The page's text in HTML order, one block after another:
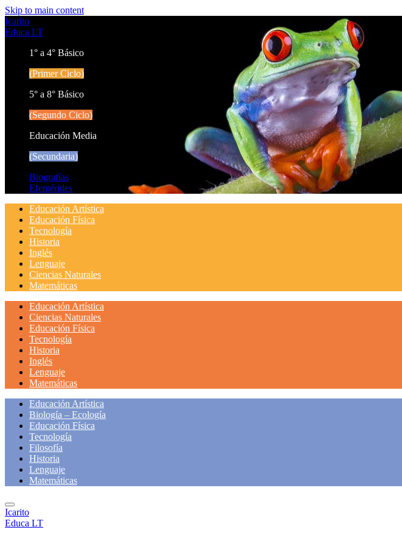
Skip to main content
Icarito
Educa LT
1° a 4° Básico
(Primer Ciclo)
5° a 8° Básico
(Segundo Ciclo)
Educación Media
(Secundaria)
Biografías
Efemérides
Educación Artística
Educación Física
Tecnología
Historia
Inglés
Lenguaje
Ciencias Naturales
Matemáticas
Educación Artística
Ciencias Naturales
Educación Física
Tecnología
Historia
Inglés
Lenguaje
Matemáticas
Educación Artística
Biología – Ecología
Educación Física
Tecnología
Filosofía
Historia
Lenguaje
Matemáticas
Icarito
Educa LT